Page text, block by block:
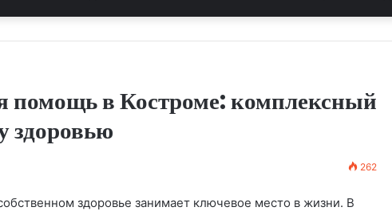
помощь в Костроме: комплексный
здоровью
262
здоровье занимает ключевое место в жизни. В